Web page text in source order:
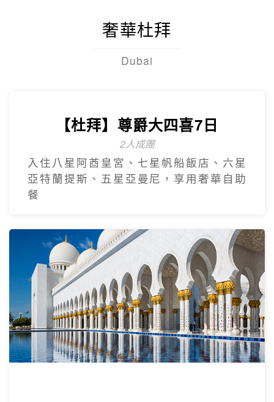
奢華杜拜
Dubai
【杜拜】尊爵大四喜7日
2人成團
入住八星阿酋皇宮、七星帆船飯店、六星
亞特蘭提斯、五星亞曼尼，享用奢華自助
餐